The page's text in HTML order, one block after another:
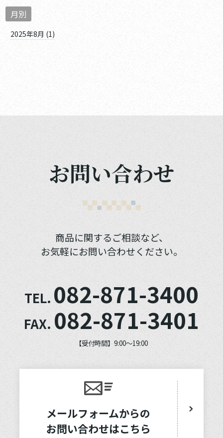
月別
2025年8月 (1)
お問い合わせ
商品に関するご相談など、
お気軽にお問い合わせください。
TEL. 082-871-3400
FAX. 082-871-3401
【受付時間】9:00～19:00
メールフォームからの
お問い合わせはこちら